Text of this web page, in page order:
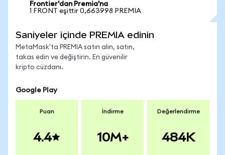
Frontier'dan Premia'na
1 FRONT eşittir 0,663998 PREMIA
Saniyeler içinde PREMIA edinin
MetaMask'ta PREMIA satın alın, satın,
takas edin ve değiştirin. En güvenilir
kripto cüzdanı.
Google Play
Puan
4.4
İndirme
10M+
Değerlendirme
484K